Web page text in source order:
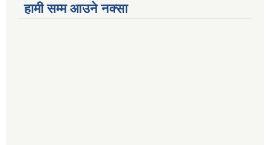
हामी सम्म आउने नक्सा